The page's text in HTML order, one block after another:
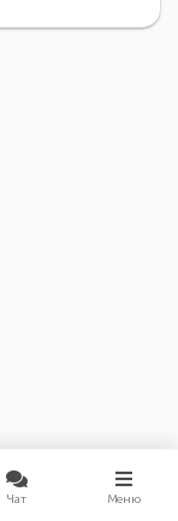
Чат Меню